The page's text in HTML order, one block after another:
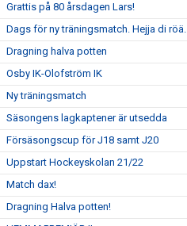
Grattis på 80 årsdagen Lars!
Dags för ny träningsmatch. Hejja di röä.
Dragning halva potten
Osby IK-Olofström IK
Ny träningsmatch
Säsongens lagkaptener är utsedda
Försäsongscup för J18 samt J20
Uppstart Hockeyskolan 21/22
Match dax!
Dragning Halva potten!